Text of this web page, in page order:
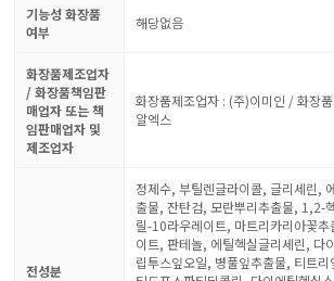
기능성 화장품
여부
해당없음
화장품제조업자
/ 화장품책임판
매업자 또는 책
임판매업자 및
제조업자
화장품제조업자 : (주)이미인 / 화장
알엑스
전성분
정제수, 부틸렌글라이콜, 글리세린,
출물, 잔탄검, 모란뿌리추출물, 1,2-
릴-10라우레이트, 마트리카리아꽃
이트, 판테놀, 에틸헥실글리세린, 다
립투스잎오일, 병풀잎추출물, 티트